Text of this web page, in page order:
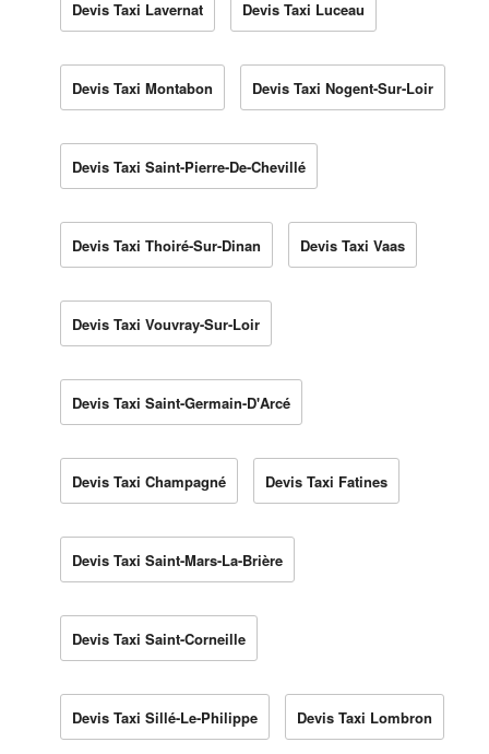
Devis Taxi Lavernat Devis Taxi Luceau
Devis Taxi Montabon Devis Taxi Nogent-Sur-Loir
Devis Taxi Saint-Pierre-De-Chevillé
Devis Taxi Thoiré-Sur-Dinan Devis Taxi Vaas
Devis Taxi Vouvray-Sur-Loir
Devis Taxi Saint-Germain-D'Arcé
Devis Taxi Champagné Devis Taxi Fatines
Devis Taxi Saint-Mars-La-Brière
Devis Taxi Saint-Corneille
Devis Taxi Sillé-Le-Philippe Devis Taxi Lombron